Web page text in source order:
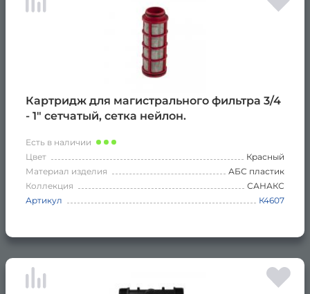
Картридж для магистрального фильтра 3/4
- 1" сетчатый, сетка нейлон.
Есть в наличии
Цвет
Красный
Материал изделия
АБС пластик
Коллекция
САНАКС
Артикул
К4607